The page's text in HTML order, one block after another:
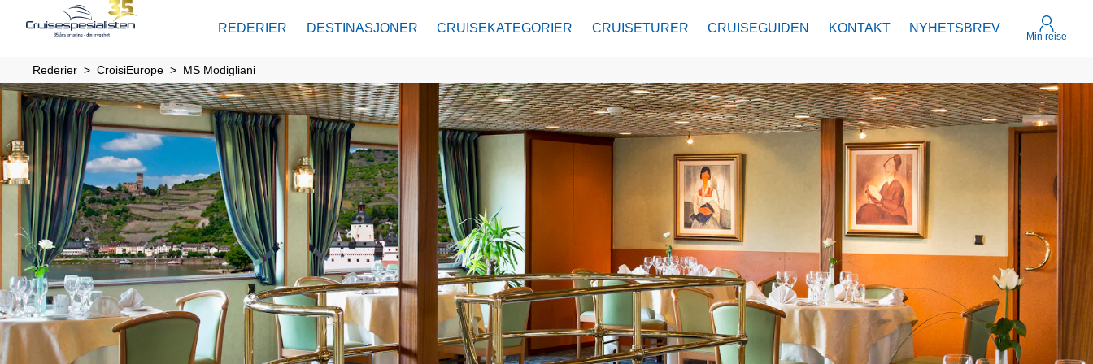
REDERIER DESTINASJONER CRUISEKATEGORIER CRUISETURER CRUISEGUIDEN KONTAKT NYHETSBREV
Min reise
Rederier CroisiEurope MS Modigliani